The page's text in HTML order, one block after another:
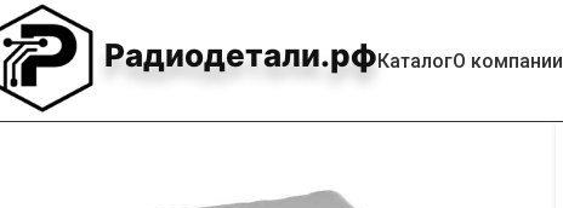
Радиодетали.рфКаталогО компании